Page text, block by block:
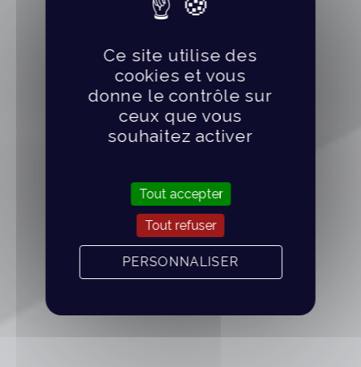
Ce site utilise des
cookies et vous
donne le contrôle sur
ceux que vous
souhaitez activer
Tout accepter
Tout refuser
PERSONNALISER